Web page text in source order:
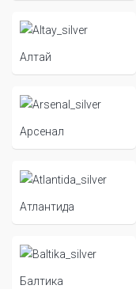
Алтай
Арсенал
Атлантида
Балтика